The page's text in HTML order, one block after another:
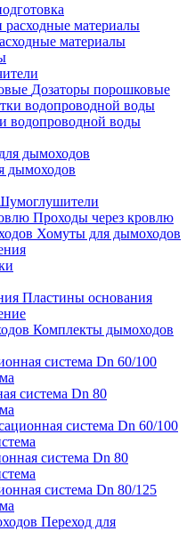
материалы
Дозаторы порошковые
водопроводной воды
дымоходов
Проходы через кровлю
Хомуты для дымоходов
Пластины основания
Комплекты дымоходов
Dn 60/100
Dn 80
Dn 60/100
Dn 80
Dn 80/125
Переход для